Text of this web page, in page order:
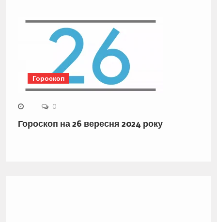
Гороскоп
0
Гороскоп на 26 вересня 2024 року